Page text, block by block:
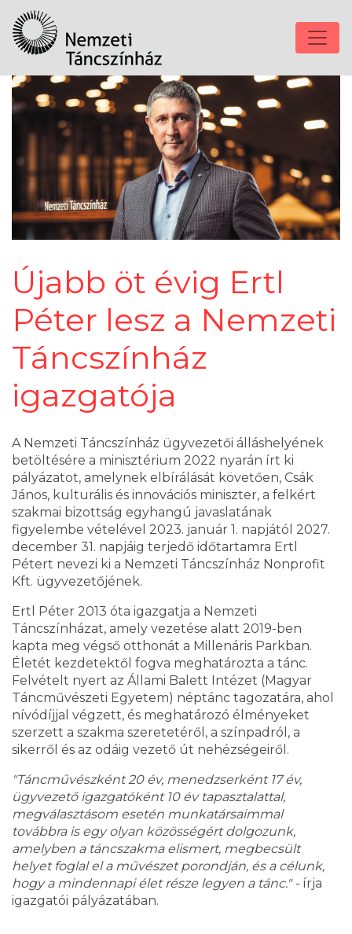
Újabb öt évig Ertl
Péter lesz a Nemzeti
Táncszínház
igazgatója
A Nemzeti Táncszínház ügyvezetői álláshelyének
betöltésére a minisztérium 2022 nyarán írt ki
pályázatot, amelynek elbírálását követően, Csák
János, kulturális és innovációs miniszter, a felkért
szakmai bizottság egyhangú javaslatának
figyelembe vételével 2023. január 1. napjától 2027.
december 31. napjáig terjedő időtartamra Ertl
Pétert nevezi ki a Nemzeti Táncszínház Nonprofit
Kft. ügyvezetőjének.
Ertl Péter 2013 óta igazgatja a Nemzeti
Táncszínházat, amely vezetése alatt 2019-ben
kapta meg végső otthonát a Millenáris Parkban.
Életét kezdetektől fogva meghatározta a tánc.
Felvételt nyert az Állami Balett Intézet (Magyar
Táncművészeti Egyetem) néptánc tagozatára, ahol
nívódíjjal végzett, és meghatározó élményeket
szerzett a szakma szeretetéről, a színpadról, a
sikerről és az odáig vezető út nehézségeiről.
"Táncművészként 20 év, menedzserként 17 év,
ügyvezető igazgatóként 10 év tapasztalattal,
megválasztásom esetén munkatársaimmal
továbbra is egy olyan közösségért dolgozunk,
amelyben a táncszakma elismert, megbecsült
helyet foglal el a művészet porondján, és a célunk,
hogy a mindennapi élet része legyen a tánc." -írja
igazgatói pályázatában.